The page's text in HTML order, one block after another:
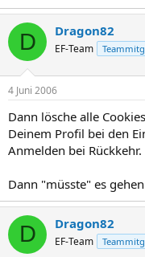
D Dragon82
EF-Team
4 Juni 2006
Dann lösche alle
Deinem Profil bei den
Anmelden bei Rückkehr.
Dann "müsste" es
D Dragon82
EF-Team